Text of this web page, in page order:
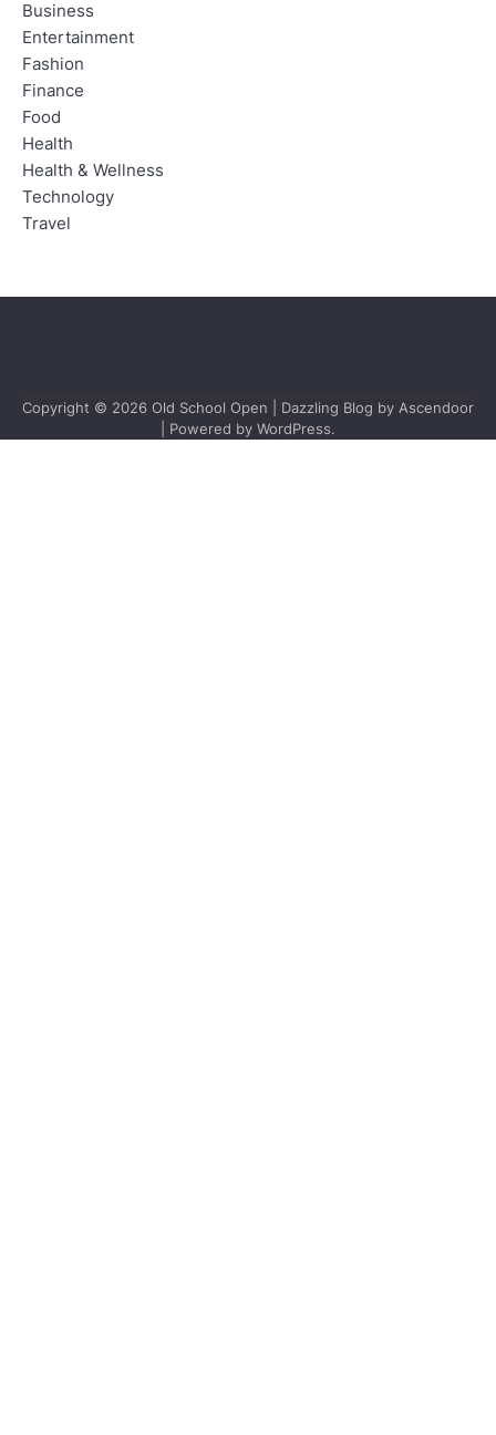
Business
Entertainment
Fashion
Finance
Food
Health
Health & Wellness
Technology
Travel
Copyright © 2026 Old School Open | Dazzling Blog by Ascendoor
| Powered by WordPress.